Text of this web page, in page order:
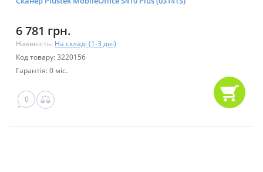
6 781 грн.
Наявність: На складі (1-3 дні)
Код товару: 3220156
Гарантія: 0 міс.
0